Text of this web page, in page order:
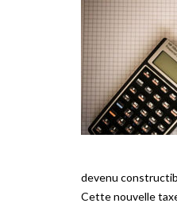
devenu
Cette nouvelle